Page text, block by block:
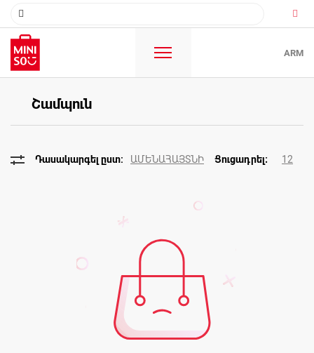
ARM
Շամպուն
ԱՄԵՆԱՀԱՅՏՆԻ 12